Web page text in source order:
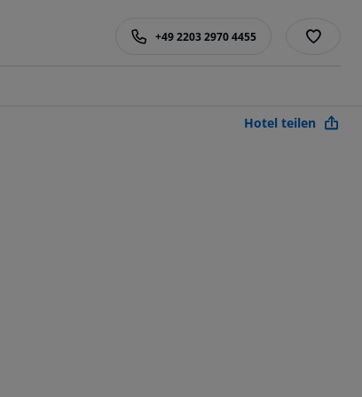
+49 2203 2970 4455
Hotel teilen